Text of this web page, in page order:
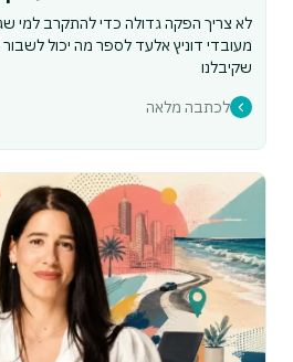
לא צריך הפקה גדולה כדי להתקרב למי
מעובדי דוניץ אלעד לספר מה יכול
שקיבלנו
לכתבה מלאה